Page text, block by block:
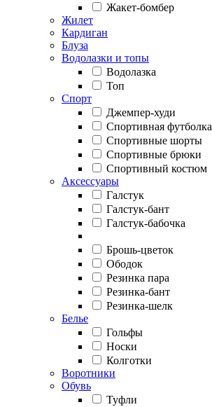
Жакет-бомбер
Жилет
Кардиган
Блуза
Водолазки и топы
Водолазка
Топ
Спорт
Джемпер-худи
Спортивная футболка
Спортивные шорты
Спортивные брюки
Спортивный костюм
Аксессуары
Галстук
Галстук-бант
Галстук-бабочка
Брошь-цветок
Ободок
Резинка пара
Резинка-бант
Резинка-шелк
Белье
Гольфы
Носки
Колготки
Воротники
Обувь
Туфли